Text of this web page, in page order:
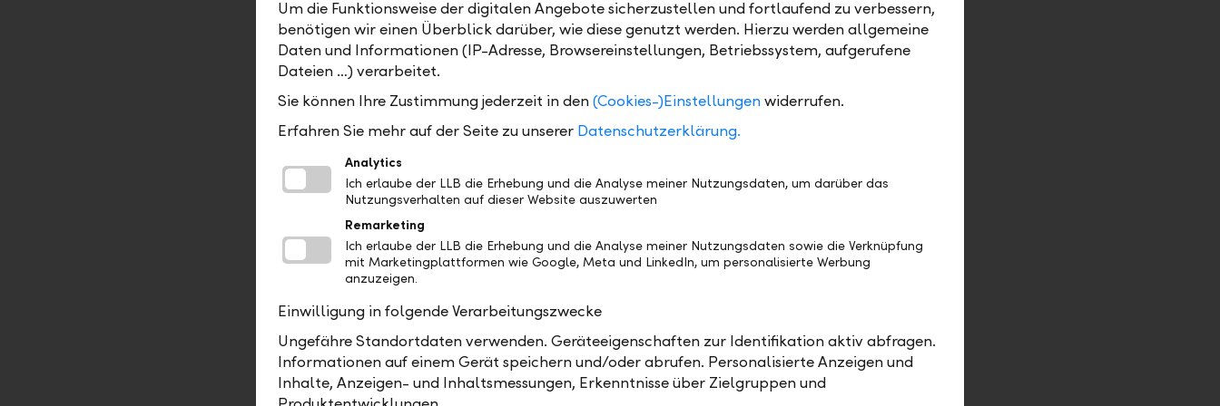
und soziale Entwicklung von unten» (Base of the Pyramid) mit dem
Friedensnobelpreis ausgezeichnet. Der bengalische
Wirtschaftswissenschaftler wird daher oft als Begründer des
Mikrofinanzgedankens beschrieben. Gegenwärtig profitieren weltweit
schätzungsweise 150 bis 200 Millionen Menschen von Kleinst- oder
Kleinkrediten. Die zur Verfügung gestellten Mittel werden gesamthaft auf
Studien haben ergeben, dass der Zugang zu Mikrofinanzierungen das
Einkommen erhöhen, den Lebensstandard verbessern und das
Wirtschaftswachstum in diesen Gemeinschaften anregen kann.
Mikrofinanz kann zudem dazu beitragen, denjenigen, die normalerweise
von traditionellen Bankensystemen ausgeschlossen werden, den Zugang
weiterer Vorteil ist, dass die Performance von Mikrofinanz-Fonds nicht mit
den Entwicklungen an Kapitalmärkten korrelieren. Die Renditen für
Mikrofinanz-Investoren blieben stabil – auch innerhalb hochvolatiler
Lagen.
Um die Funktionsweise der digitalen Angebote sicherzustellen und fortlaufend zu verbessern,
benötigen wir einen Überblick darüber, wie diese genutzt werden. Hierzu werden allgemeine
Daten und Informationen (IP-Adresse, Browsereinstellungen, Betriebssystem, aufgerufene
Dateien …) verarbeitet.
Sie können Ihre Zustimmung jederzeit in den(Cookies-)Einstellungenwiderrufen.
Erfahren Sie mehr auf der Seite zu unserer Datenschutzerklärung.
Analytics
Ich erlaube der LLB die Erhebung und die Analyse meiner Nutzungsdaten, um darüber das
Nutzungsverhalten auf dieser Website auszuwerten
Remarketing
Ich erlaube der LLB die Erhebung und die Analyse meiner Nutzungsdaten sowie die Verknüpfung
mit Marketingplattformen wie Google, Meta und LinkedIn, um personalisierte Werbung
anzuzeigen.
Einwilligung in folgende Verarbeitungszwecke
Ungefähre Standortdaten verwenden. Geräteeigenschaften zur Identifikation aktiv abfragen.
Informationen auf einem Gerät speichern und/oder abrufen. Personalisierte Anzeigen und
Inhalte, Anzeigen- und Inhaltsmessungen, Erkenntnisse über Zielgruppen und